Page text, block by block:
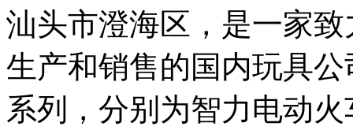
汕头市澄海区，是一家
生产和销售的国内玩具
系列，分别为智力电动